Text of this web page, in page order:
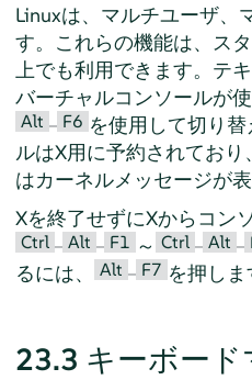
Linuxは、マルチユーザ、
す。これらの機能は、ス
上でも利用できます。テ
バーチャルコンソールが使
Alt – F6 を使用して切り
ルはX用に予約されてお
はカーネルメッセージが表
Xを終了せずにXからコン
Ctrl – Alt – F1 ～ Ctrl – Alt –
るには、
Alt – F7 を押しま
23.3 キーボー